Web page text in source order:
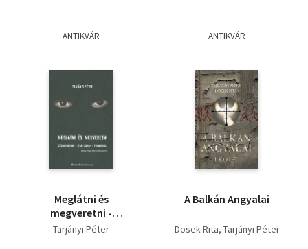
ANTIKVÁR
Meglátni és
megveretni -
Székházlángok, utcai
Tarjányi Péter
ANTIKVÁR
A Balkán Angyalai
Dosek Rita Tarjányi Péter